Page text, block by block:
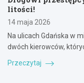
litości!
14 maja 2026
Na ulicach Gdańska w
dwóch kierowców,
Przeczytaj